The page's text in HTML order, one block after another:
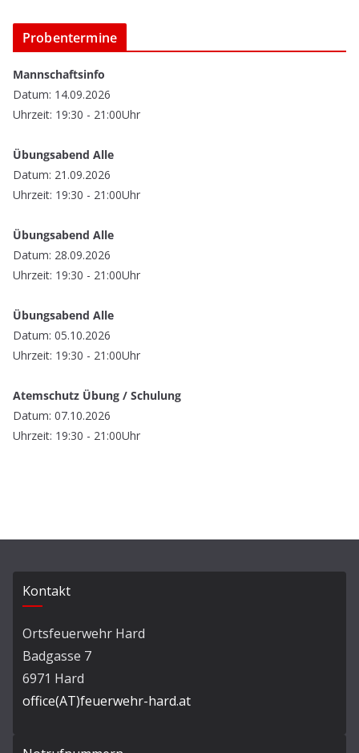
Probentermine
Mannschaftsinfo
Datum: 14.09.2026
Uhrzeit: 19:30 - 21:00Uhr
Übungsabend Alle
Datum: 21.09.2026
Uhrzeit: 19:30 - 21:00Uhr
Übungsabend Alle
Datum: 28.09.2026
Uhrzeit: 19:30 - 21:00Uhr
Übungsabend Alle
Datum: 05.10.2026
Uhrzeit: 19:30 - 21:00Uhr
Atemschutz Übung / Schulung
Datum: 07.10.2026
Uhrzeit: 19:30 - 21:00Uhr
Kontakt
Ortsfeuerwehr Hard
Badgasse 7
6971 Hard
office(AT)feuerwehr-hard.at